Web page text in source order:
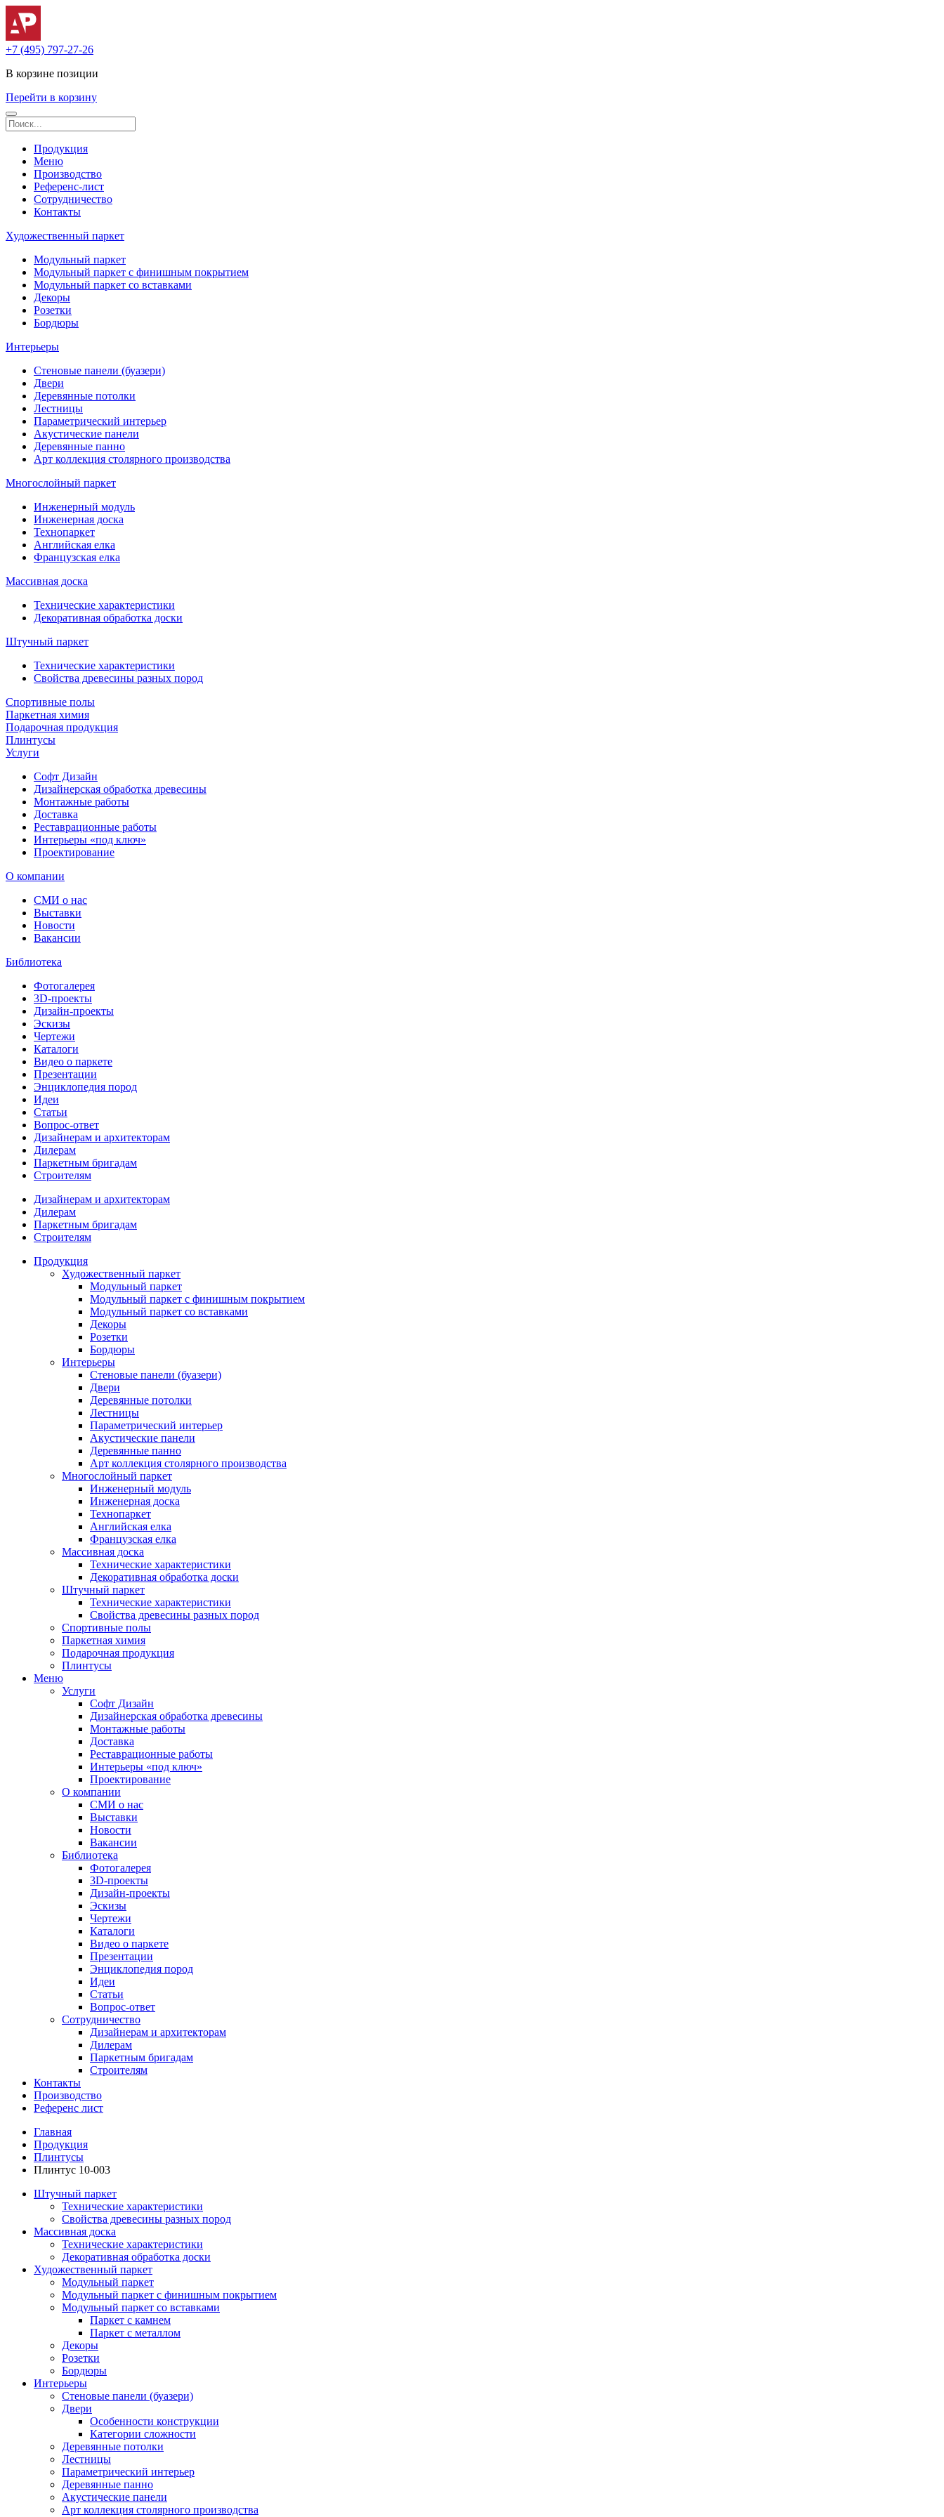
+7 (495) 797-27-26
В корзине позиции
Перейти в корзину
Продукция
Меню
Производство
Референс-лист
Сотрудничество
Контакты
Художественный паркет
Модульный паркет
Модульный паркет с финишным покрытием
Модульный паркет со вставками
Декоры
Розетки
Бордюры
Интерьеры
Стеновые панели (буазери)
Двери
Деревянные потолки
Лестницы
Параметрический интерьер
Акустические панели
Деревянные панно
Арт коллекция столярного производства
Многослойный паркет
Инженерный модуль
Инженерная доска
Технопаркет
Английская елка
Французская елка
Массивная доска
Технические характеристики
Декоративная обработка доски
Штучный паркет
Технические характеристики
Свойства древесины разных пород
Спортивные полы
Паркетная химия
Подарочная продукция
Плинтусы
Услуги
Софт Дизайн
Дизайнерская обработка древесины
Монтажные работы
Доставка
Реставрационные работы
Интерьеры «под ключ»
Проектирование
О компании
СМИ о нас
Выставки
Новости
Вакансии
Библиотека
Фотогалерея
3D-проекты
Дизайн-проекты
Эскизы
Чертежи
Каталоги
Видео о паркете
Презентации
Энциклопедия пород
Идеи
Статьи
Вопрос-ответ
Дизайнерам и архитекторам
Дилерам
Паркетным бригадам
Строителям
Дизайнерам и архитекторам
Дилерам
Паркетным бригадам
Строителям
Продукция
Художественный паркет
Модульный паркет
Модульный паркет с финишным покрытием
Модульный паркет со вставками
Декоры
Розетки
Бордюры
Интерьеры
Стеновые панели (буазери)
Двери
Деревянные потолки
Лестницы
Параметрический интерьер
Акустические панели
Деревянные панно
Арт коллекция столярного производства
Многослойный паркет
Инженерный модуль
Инженерная доска
Технопаркет
Английская елка
Французская елка
Массивная доска
Технические характеристики
Декоративная обработка доски
Штучный паркет
Технические характеристики
Свойства древесины разных пород
Спортивные полы
Паркетная химия
Подарочная продукция
Плинтусы
Меню
Услуги
Софт Дизайн
Дизайнерская обработка древесины
Монтажные работы
Доставка
Реставрационные работы
Интерьеры «под ключ»
Проектирование
О компании
СМИ о нас
Выставки
Новости
Вакансии
Библиотека
Фотогалерея
3D-проекты
Дизайн-проекты
Эскизы
Чертежи
Каталоги
Видео о паркете
Презентации
Энциклопедия пород
Идеи
Статьи
Вопрос-ответ
Сотрудничество
Дизайнерам и архитекторам
Дилерам
Паркетным бригадам
Строителям
Контакты
Производство
Референс лист
Главная
Продукция
Плинтусы
Плинтус 10-003
Штучный паркет
Технические характеристики
Свойства древесины разных пород
Массивная доска
Технические характеристики
Декоративная обработка доски
Художественный паркет
Модульный паркет
Модульный паркет с финишным покрытием
Модульный паркет со вставками
Паркет с камнем
Паркет с металлом
Декоры
Розетки
Бордюры
Интерьеры
Стеновые панели (буазери)
Двери
Особенности конструкции
Категории сложности
Деревянные потолки
Лестницы
Параметрический интерьер
Деревянные панно
Акустические панели
Арт коллекция столярного производства